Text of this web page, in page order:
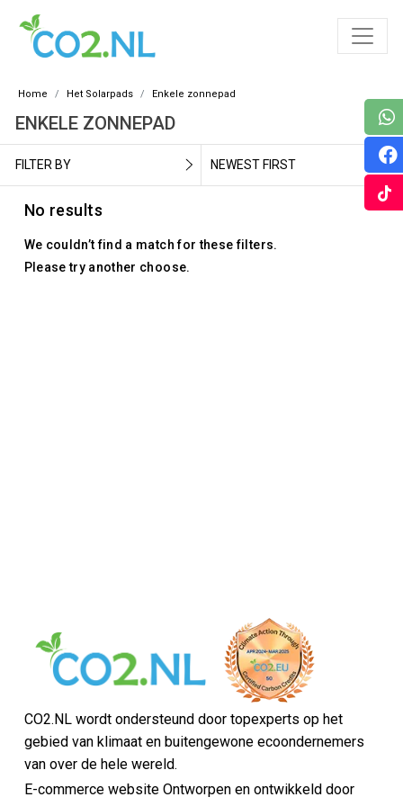
Home Het Solarpads Enkele zonnepad
ENKELE ZONNEPAD
FILTER BY NEWEST FIRST
No results
We couldn’t find a match for these filters.
Please try another choose.
CO2.NL wordt ondersteund door topexperts op het
gebied van klimaat en buitengewone ecoondernemers
van over de hele wereld.
E-commerce website Ontworpen en ontwikkeld door